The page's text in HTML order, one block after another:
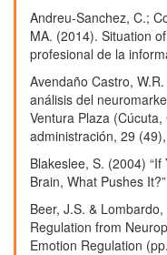
segunda temporada
Academia, 137.
10.15178/
Beatriz Villarejo-
Zubiri-Esnaola,
Young People’s
Toxic Relationships
International Journal
Public Health,19(6),
10.3390/
Andreu-Sanchez, C.;
MA. (2014). Situation
profesional de la
Avendaño Castro,
análisis del
Ventura Plaza
administración, 29
Blakeslee, S. (2004)
Brain, What Pushes
Beer, J.S. &
Regulation from
Emotion Regulation